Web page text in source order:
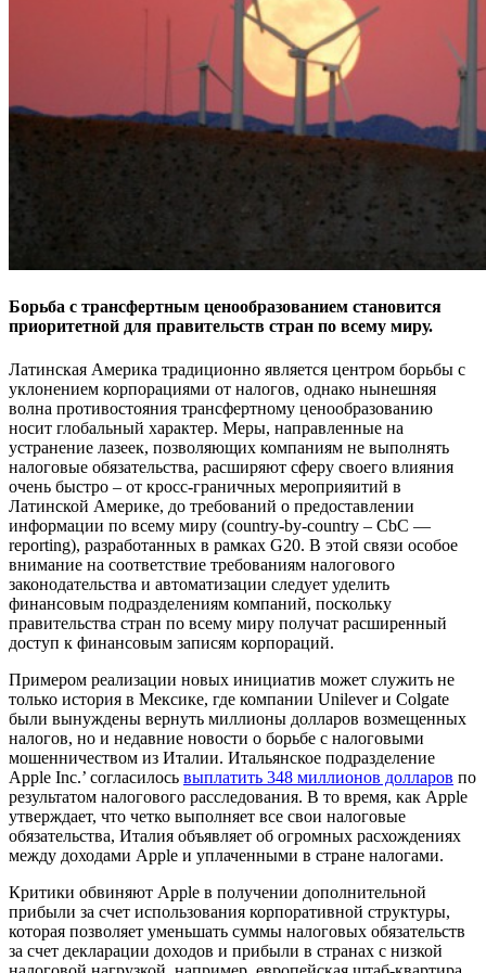
Борьба с трансфертным ценообразованием становится
приоритетной для правительств стран по всему миру.
Латинская Америка традиционно является центром борьбы с
уклонением корпорациями от налогов, однако нынешняя
волна противостояния трансфертному ценообразованию
носит глобальный характер. Меры, направленные на
устранение лазеек, позволяющих компаниям не выполнять
налоговые обязательства, расширяют сферу своего влияния
очень быстро – от кросс-граничных мероприяитий в
Латинской Америке, до требований о предоставлении
информации по всему миру (country-by-country – CbC —
reporting), разработанных в рамках G20. В этой связи особое
внимание на соответствие требованиям налогового
законодательства и автоматизации следует уделить
финансовым подразделениям компаний, поскольку
правительства стран по всему миру получат расширенный
доступ к финансовым записям корпораций.
Примером реализации новых инициатив может служить не
только история в Мексике, где компании Unilever и Colgate
были вынуждены вернуть миллионы долларов возмещенных
налогов, но и недавние новости о борьбе с налоговыми
мошенничеством из Италии. Итальянское подразделение
Apple Inc.’ согласилось выплатить 348 миллионов долларов по
результатом налогового расследования. В то время, как Apple
утверждает, что четко выполняет все свои налоговые
обязательства, Италия объявляет об огромных расхождениях
между доходами Apple и уплаченными в стране налогами.
Критики обвиняют Apple в получении дополнительной
прибыли за счет использования корпоративной структуры,
которая позволяет уменьшать суммы налоговых обязательств
за счет декларации доходов и прибыли в странах с низкой